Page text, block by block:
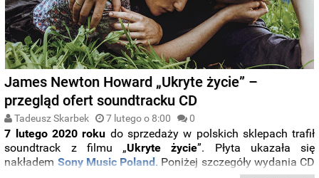
James Newton Howard „Ukryte życie” –
przegląd ofert soundtracku CD
Tadeusz Skarbek 7 lutego o 8:00 0
7 lutego 2020 roku do sprzedaży w polskich sklepach trafił
soundtrack z filmu „Ukryte życie”. Płyta ukazała się
nakładem Sony Music Poland. Poniżej szczegóły wydania CD